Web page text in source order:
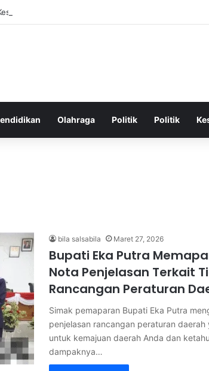
Harian untuk Meningkatkan Vitalitas dan
Olahraga Politik Politik
bila salsabila Maret 27, 2026
Bupati Eka Putra
Nota Penjelasan Terkait
Rancangan Peraturan
Simak pemaparan Bupati Eka Putra
penjelasan rancangan peraturan daerah
untuk kemajuan daerah Anda dan
dampaknya…